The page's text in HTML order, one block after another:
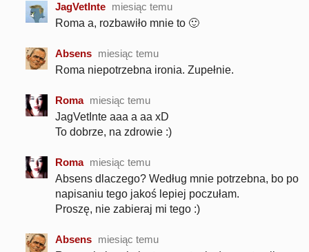
JagVetInte miesiąc temu
Roma a, rozbawiło mnie to 🙂
Absens miesiąc temu
Roma niepotrzebna ironia. Zupełnie.
Roma miesiąc temu
JagVetInte aaa a aa xD
To dobrze, na zdrowie :)
Roma miesiąc temu
Absens dlaczego? Według mnie potrzebna, bo po
napisaniu tego jakoś lepiej poczułam.
Proszę, nie zabieraj mi tego :)
Absens miesiąc temu